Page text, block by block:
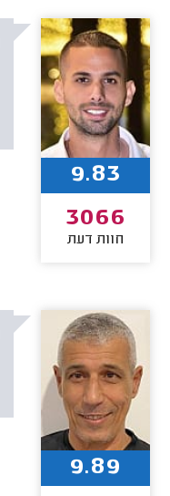
9.83
3066
חוות דעת
9.89